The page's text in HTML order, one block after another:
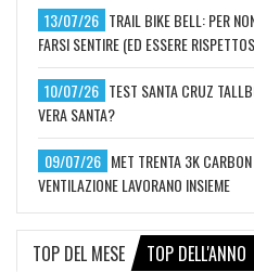
13/07/26 TRAIL BIKE BELL: PER
FARSI SENTIRE (ED ESSERE
10/07/26 TEST SANTA CRUZ
VERA SANTA?
09/07/26 MET TRENTA 3K
VENTILAZIONE LAVORANO INSIEME
TOP DEL MESE TOP DELL'ANNO